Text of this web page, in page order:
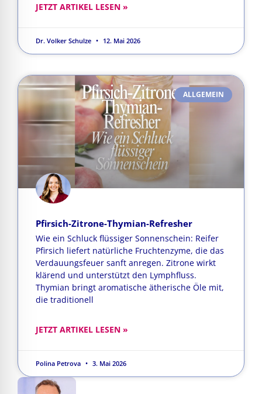
JETZT ARTIKEL LESEN »
Dr. Volker Schulze 12. Mai 2026
ALLGEMEIN
Pfirsich-Zitrone-Thymian-Refresher
Wie ein Schluck flüssiger Sonnenschein: Reifer
Pfirsich liefert natürliche Fruchtenzyme, die das
Verdauungsfeuer sanft anregen. Zitrone wirkt
klärend und unterstützt den Lymphfluss.
Thymian bringt aromatische ätherische Öle mit,
die traditionell
JETZT ARTIKEL LESEN »
Polina Petrova 3. Mai 2026